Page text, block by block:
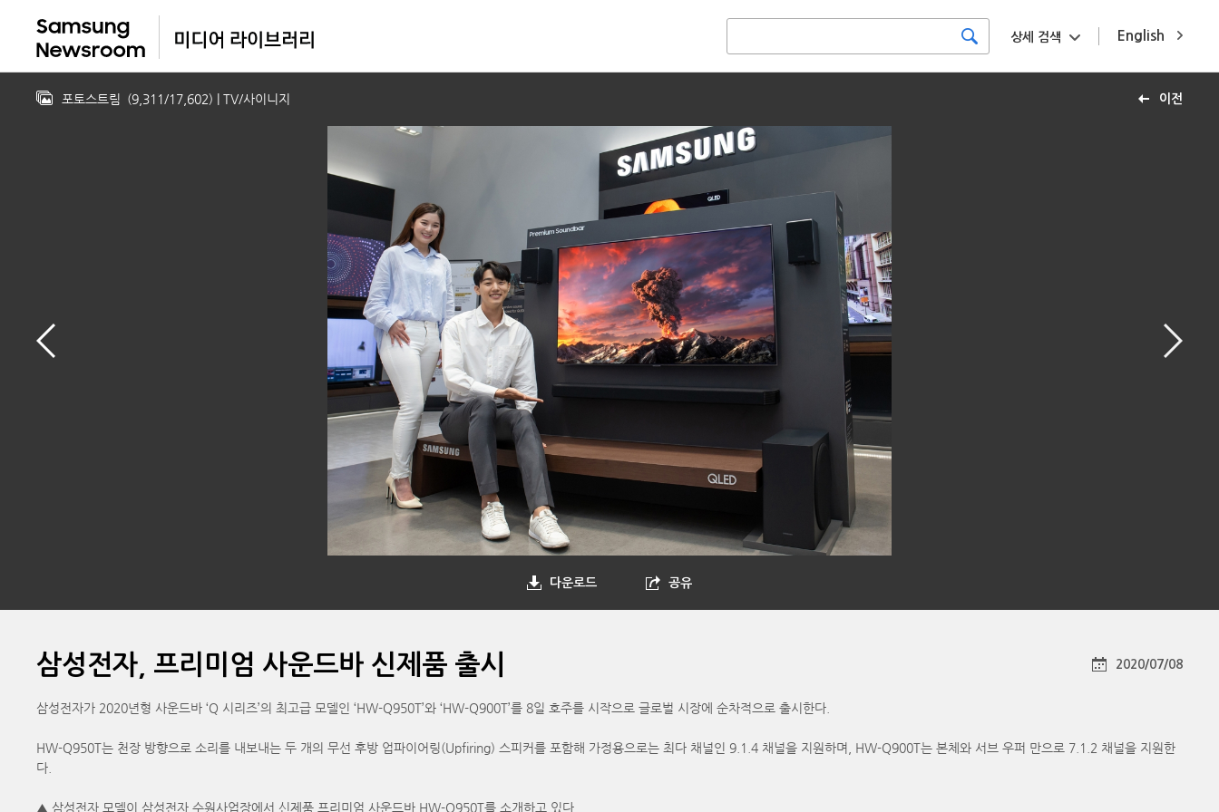
English
상세 검색
이전
포토스트림 (9,311/17,602) | TV/사이니지
다운로드 공유
삼성전자, 프리미엄 사운드바 신제품 출시 2020/07/08
삼성전자가 2020년형 사운드바 ‘Q 시리즈’의 최고급 모델인 ‘HW-Q950T’와 ‘HW-Q900T’를 8일 호주를 시작으로 글로벌 시장에 순차적으로 출시한다.
HW-Q950T는 천장 방향으로 소리를 내보내는 두 개의 무선 후방 업파이어링(Upfiring) 스피커를 포함해 가정용으로는 최다 채널인 9.1.4 채널을 지원하며, HW-Q900T는 본체와 서브 우퍼 만으로 7.1.2 채널을 지원한
다.
▲ 삼성전자 모델이 삼성전자 수원사업장에서 신제품 프리미엄 사운드바 HW-Q950T를 소개하고 있다.